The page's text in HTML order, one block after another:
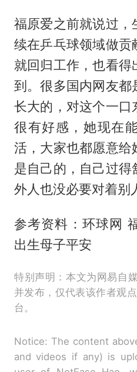
福原爱之前就说过，
续在乒乓球领域做贡
就回归工作，也看得
到。很多国内网友都
长大的，对这个一口
很有好感，她现在
活，大家也都愿意给
是自己的，自己过得
外人也没必要对着别
参考资料：环球网
出生母子平安
特别声明：本文为网易自
并发布，仅代表该作者观
台。
Notice: The content
and videos if any) is